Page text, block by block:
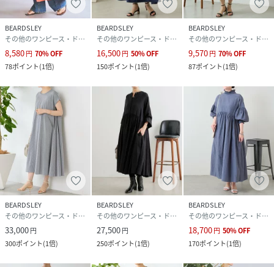
す。乾燥時は、日陰での平干しを推奨いたします。
保管に際しては、平らな状態での収納をお願いいたしま
す。
・ご着用の際、雨や汗などで濡れると他の衣類やバッグ等に
色移りすることがありますのでご注意ください。
レーヨンは濡れると縮みますが、乾かして、伸ばしながらア
イロンをかけると元に戻る性質があります。
・洗濯後は形を整え、タテ・ヨコ伸ばして干してください
・アイロンは低温度で、当て布をして形を整えながらかけて
ください。
この製品は、製品洗いのため、色・サイズにバラつきがあり
ます。ご了承ください。
この製品はデザイン性や素材の風合いを重視し、柔らかい風
合いの記事を使用しています。強い力がかかると、滑脱（縫
い目が滑って開いたり、縫いしろが抜ける）したり目寄れ
（織り糸が滑って片寄り、折り目が開く）することがありま
す。着脱や洗濯の際は、引っ張ったり引っ掛けないようご注
BEARDSLEY
その他のワンピース・ドレス
8,580円 70%OFF
78ポイント(1倍)
BEARDSLEY
その他のワンピース・ドレス
16,500円 50%OFF
150ポイント(1倍)
BEARDSLEY
その他のワンピース・ドレス
9,570円 70%OFF
87ポイント(1倍)
BEARDSLEY
その他のワンピース・ドレス
33,000円
300ポイント(1倍)
BEARDSLEY
その他のワンピース・ドレス
27,500円
250ポイント(1倍)
BEARDSLEY
その他のワンピース・ドレス
18,700円 50%OFF
170ポイント(1倍)